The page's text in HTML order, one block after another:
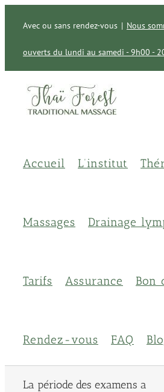
Avec ou sans rendez-vous | Nous
ouverts du lundi au samedi - 9h00 -
Accueil L’institut
Massages Drainage
Tarifs Assurance Bon
Rendez-vous FAQ
La période des examens a